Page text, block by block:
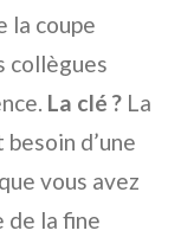
la coupe
collègues
La clé ? La
d’une
vous avez
de la fine